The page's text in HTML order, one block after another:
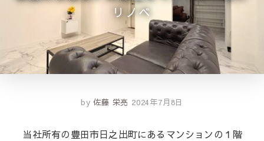
リノベ
by 佐藤 栄亮 2024年7月8日
当社所有の豊田市日之出町にあるマンションの１階